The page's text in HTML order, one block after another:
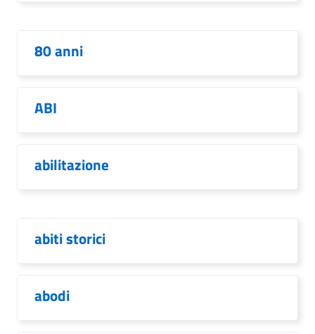
80 anni
ABI
abilitazione
abiti storici
abodi